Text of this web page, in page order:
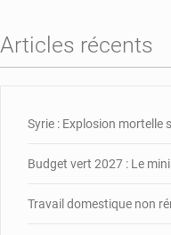
Articles récents
Syrie : Explosion
Budget vert 2027 : Le
Travail domestique non